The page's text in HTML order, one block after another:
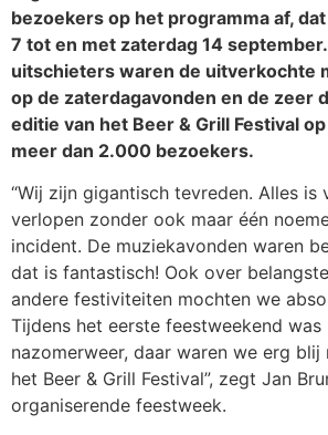
bezoekers op het programma af,
7 tot en met zaterdag 14
uitschieters waren de uitverkochte
op de zaterdagavonden en de zeer
editie van het Beer & Grill Festival
meer dan 2.000 bezoekers.
“Wij zijn gigantisch tevreden. Alles is
verlopen zonder ook maar één
incident. De muziekavonden waren
dat is fantastisch! Ook over
andere festiviteiten mochten we
Tijdens het eerste feestweekend
nazomerweer, daar waren we erg
het Beer & Grill Festival”, zegt Jan
organiserende feestweek.